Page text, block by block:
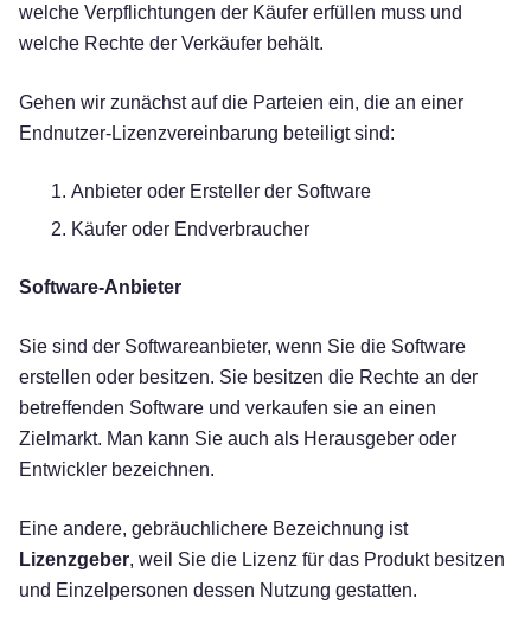
welche Verpflichtungen der Käufer erfüllen muss und
welche Rechte der Verkäufer behält.
Gehen wir zunächst auf die Parteien ein, die an einer
Endnutzer-Lizenzvereinbarung beteiligt sind:
Anbieter oder Ersteller der Software
Käufer oder Endverbraucher
Software-Anbieter
Sie sind der Softwareanbieter, wenn Sie die Software
erstellen oder besitzen. Sie besitzen die Rechte an der
betreffenden Software und verkaufen sie an einen
Zielmarkt. Man kann Sie auch als Herausgeber oder
Entwickler bezeichnen.
Eine andere, gebräuchlichere Bezeichnung ist
Lizenzgeber, weil Sie die Lizenz für das Produkt besitzen
und Einzelpersonen dessen Nutzung gestatten.